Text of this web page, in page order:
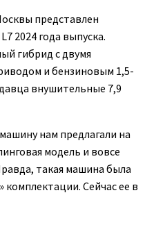
представлен
2024 года выпуска.
гибрид с двумя
и бензиновым 1,5-
внушительные 7,9
нам предлагали на
модель и вовсе
такая машина была
комплектации. Сейчас ее в